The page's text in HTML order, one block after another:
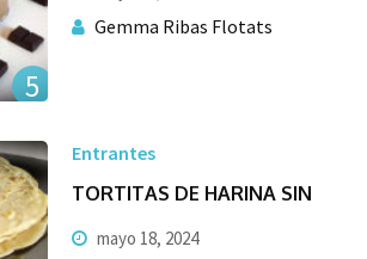
5
Gemma Ribas Flotats
Entrantes
TORTITAS DE HARINA SIN
mayo 18, 2024